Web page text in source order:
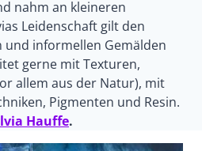
nahm an kleineren
Leidenschaft gilt den
informellen Gemälden
gerne mit Texturen,
allem aus der Natur), mit
Pigmenten und Resin.
Hauffe.